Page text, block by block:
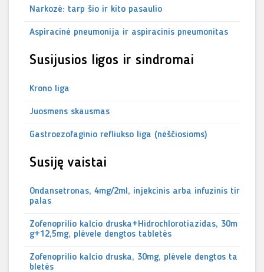
Narkozė: tarp šio ir kito pasaulio
Aspiracinė pneumonija ir aspiracinis pneumonitas
Susijusios ligos ir sindromai
Krono liga
Juosmens skausmas
Gastroezofaginio refliukso liga (nėščiosioms)
Susiję vaistai
Ondansetronas, 4mg/2ml, injekcinis arba infuzinis tir
palas
Zofenoprilio kalcio druska+Hidrochlorotiazidas, 30m
g+12,5mg, plėvele dengtos tabletės
Zofenoprilio kalcio druska, 30mg, plėvele dengtos ta
bletės